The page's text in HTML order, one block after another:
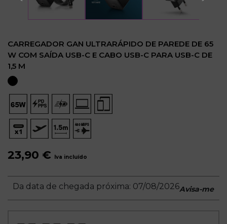
CARREGADOR GAN ULTRARÁPIDO DE PAREDE DE 65
W COM SAÍDA USB-C E CABO USB-C PARA USB-C DE
1,5 M
23,90 € Iva incluído
Da data de chegada próxima: 07/08/2026Avisa-me